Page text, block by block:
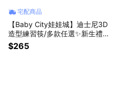
宅配商品
【Baby City娃娃城】迪士尼3D
造型練習筷/多款任選✨新生禮✨
彌月禮✨育兒好物✨四季好物
$265